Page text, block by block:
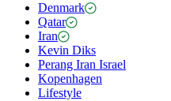
Denmark
Qatar
Iran
Kevin Diks
Perang Iran Israel
Kopenhagen
Lifestyle